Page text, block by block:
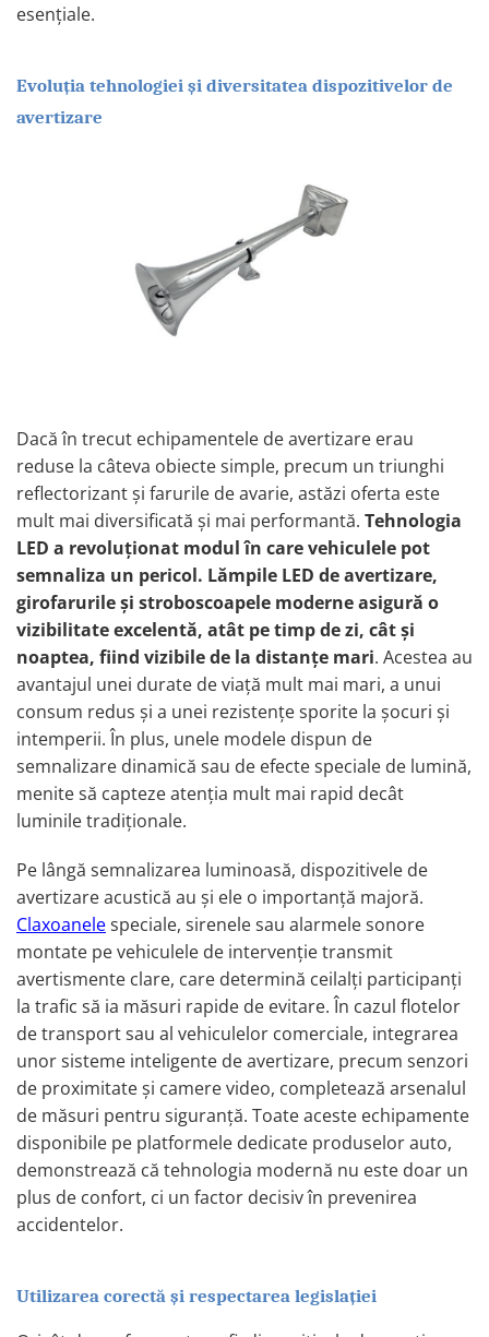
Tractoare
Lampi Gabarit LED
Lampi gabarit auto si remorci
Lampi numar Inmatriculare
Lampi Stop, Semnalizare & Triple
Lampi Fata cu Bec & Semnalizare
Lampi Spate LED & Triple
Seturi Lampi Spate Triple
Lumini de Zi, DRL
Proiectoare de lucru si marsarier
Proiectoare suplimentare, Camion,
Off Road
Proiectoare Full LED
Proiectoare Halogen plus LED
Dispozitive Avertizare
Accesorii Goarne Pneumatice
Autocolante reflectorizante si
fluorescente
Avertizare sonora
Claxoane Auto si Semnale Electrice
Goarne si trompete cu aer
Benzi si placi reflectorizante
Girofaruri auto si camion
Goarne / Trompete Pneumatice
Kituri Instalare Goarne
Pneumatice
Rampe luminoase girofar
Rezistoare CANBUS LED
Stroboscoape Auto
Suporturi pentru girofare auto si
camion
Veste Reflectorizante de Avertizare
Capace piulite
esențiale.
Evoluția tehnologiei și diversitatea dispozitivelor de
avertizare
Dacă în trecut echipamentele de avertizare erau
reduse la câteva obiecte simple, precum un triunghi
reflectorizant și farurile de avarie, astăzi oferta este
mult mai diversificată și mai performantă. Tehnologia
LED a revoluționat modul în care vehiculele pot
semnaliza un pericol. Lămpile LED de avertizare,
girofarurile și stroboscoapele moderne asigură o
vizibilitate excelentă, atât pe timp de zi, cât și
noaptea, fiind vizibile de la distanțe mari. Acestea au
avantajul unei durate de viață mult mai mari, a unui
consum redus și a unei rezistențe sporite la șocuri și
intemperii. În plus, unele modele dispun de
semnalizare dinamică sau de efecte speciale de lumină,
menite să capteze atenția mult mai rapid decât
luminile tradiționale.
Pe lângă semnalizarea luminoasă, dispozitivele de
avertizare acustică au și ele o importanță majoră.
Claxoanelespeciale, sirenele sau alarmele sonore
montate pe vehiculele de intervenție transmit
avertismente clare, care determină ceilalți participanți
la trafic să ia măsuri rapide de evitare. În cazul flotelor
de transport sau al vehiculelor comerciale, integrarea
unor sisteme inteligente de avertizare, precum senzori
de proximitate și camere video, completează arsenalul
de măsuri pentru siguranță. Toate aceste echipamente
disponibile pe platformele dedicate produselor auto,
demonstrează că tehnologia modernă nu este doar un
plus de confort, ci un factor decisiv în prevenirea
accidentelor.
Utilizarea corectă și respectarea legislației